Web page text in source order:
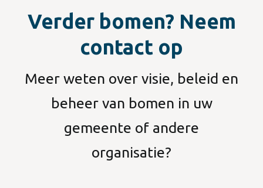
Verder bomen? Neem
contact op
Meer weten over visie, beleid en
beheer van bomen in uw
gemeente of andere
organisatie?